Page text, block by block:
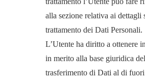
alla sezione relativa ai dettagli
trattamento dei Dati Personali.
L’Utente ha diritto a ottenere
in merito alla base giuridica del
trasferimento di Dati al di fuori